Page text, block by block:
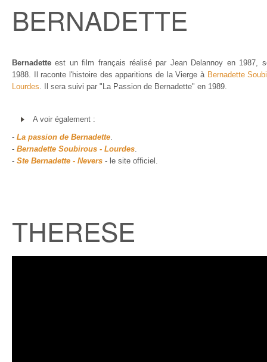
BERNADETTE
Bernadette est un film français réalisé par Jean Delannoy en 1987,
1988. Il raconte l'histoire des apparitions de la Vierge à Bernadette
Lourdes. Il sera suivi par "La Passion de Bernadette" en 1989.
A voir également :
- La passion de Bernadette.
- Bernadette Soubirous - Lourdes.
- Ste Bernadette - Nevers - le site officiel.
THERESE